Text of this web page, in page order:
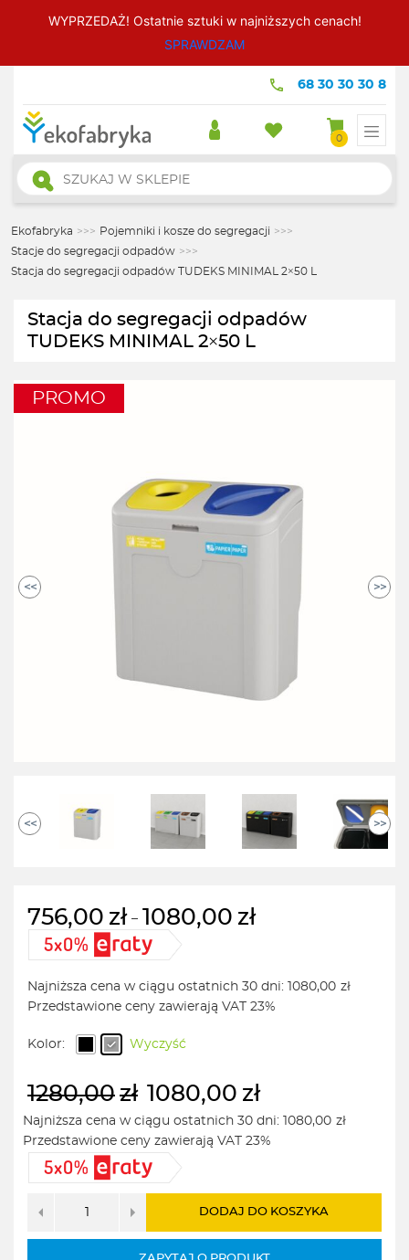
WYPRZEDAŻ! Ostatnie sztuki w najniższych cenach!
SPRAWDZAM
68 30 30 30 8
0
Wyszukiwarka
produktów
Ekofabryka >>> Pojemniki i kosze do segregacji >>>
Stacje do segregacji odpadów >>>
Stacja do segregacji odpadów TUDEKS MINIMAL 2×50 L
Stacja do segregacji odpadów
TUDEKS MINIMAL 2×50 L
PROMO
<< >>
<< >>
756,00 zł – 1080,00 zł
Zakres
cen:
od
756,00zł
1080,00zł
Najniższa cena w ciągu ostatnich 30 dni: 1080,00 zł
Przedstawione ceny zawierają VAT 23%
Kolor: Wyczyść
1280,00 zł
Pierwotna
cena
wynosiła:
1080,00 zł
Aktualna
cena
wynosi:
Najniższa cena w ciągu ostatnich 30 dni: 1080,00 zł
Przedstawione ceny zawierają VAT 23%
DODAJ DO KOSZYKA